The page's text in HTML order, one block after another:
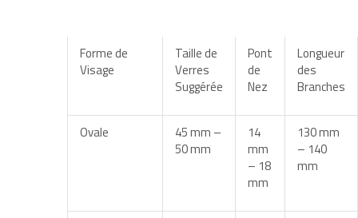
Forme de
Visage
Taille de
Verres
Suggérée
Pont
de
Nez
Longueur
des
Branches
Ovale
45 mm –
50 mm
14
mm
– 18
mm
130 mm
– 140
mm